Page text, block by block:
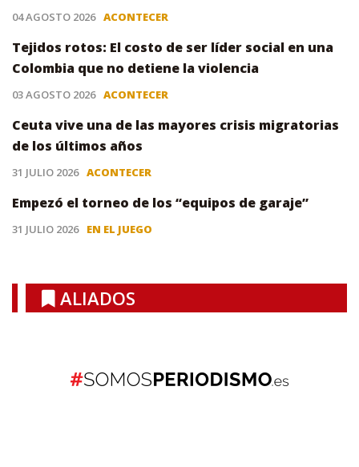
04 AGOSTO 2026 ACONTECER
Tejidos rotos: El costo de ser líder social en una
Colombia que no detiene la violencia
03 AGOSTO 2026 ACONTECER
Ceuta vive una de las mayores crisis migratorias
de los últimos años
31 JULIO 2026 ACONTECER
Empezó el torneo de los “equipos de garaje”
31 JULIO 2026 EN EL JUEGO
ALIADOS